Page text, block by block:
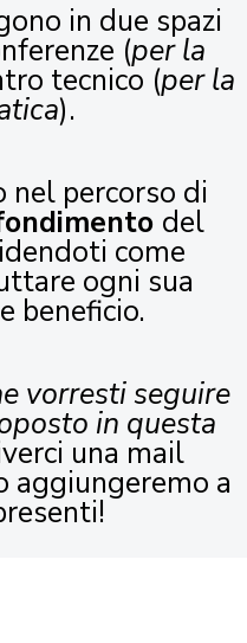
in due spazi
(per la
tecnico (per la
).
nel percorso di
del
come
ogni sua
beneficio.
vorresti seguire
in questa
una mail
aggiungeremo a